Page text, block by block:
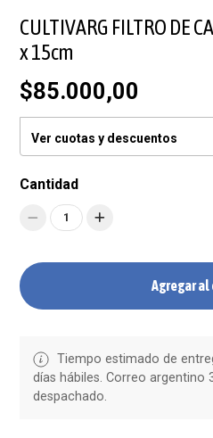
CULTIVARG FILTRO DE
x 15cm
$85.000,00
Ver cuotas y descuentos
Cantidad
1
Agregar al
Tiempo estimado de
días hábiles. Correo argentino
despachado.